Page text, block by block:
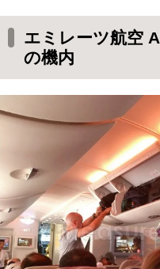
エミレーツ航空
の機内